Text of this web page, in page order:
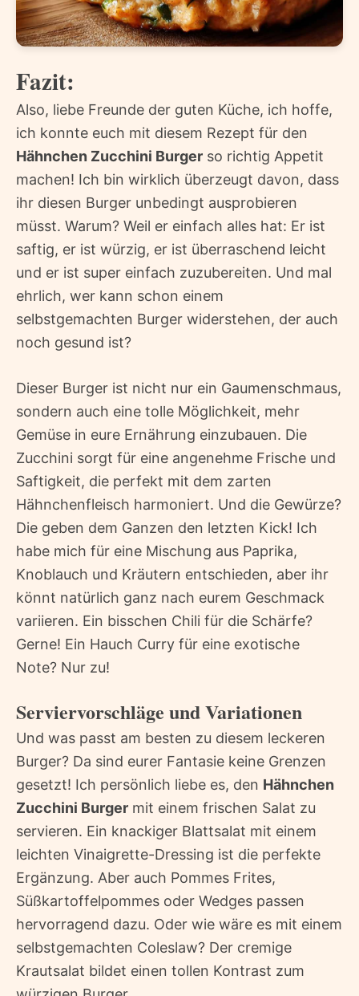
Fazit:
Also, liebe Freunde der guten Küche, ich hoffe,
ich konnte euch mit diesem Rezept für den
Hähnchen Zucchini Burger so richtig Appetit
machen! Ich bin wirklich überzeugt davon, dass
ihr diesen Burger unbedingt ausprobieren
müsst. Warum? Weil er einfach alles hat: Er ist
saftig, er ist würzig, er ist überraschend leicht
und er ist super einfach zuzubereiten. Und mal
ehrlich, wer kann schon einem
selbstgemachten Burger widerstehen, der auch
noch gesund ist?
Dieser Burger ist nicht nur ein Gaumenschmaus,
sondern auch eine tolle Möglichkeit, mehr
Gemüse in eure Ernährung einzubauen. Die
Zucchini sorgt für eine angenehme Frische und
Saftigkeit, die perfekt mit dem zarten
Hähnchenfleisch harmoniert. Und die Gewürze?
Die geben dem Ganzen den letzten Kick! Ich
habe mich für eine Mischung aus Paprika,
Knoblauch und Kräutern entschieden, aber ihr
könnt natürlich ganz nach eurem Geschmack
variieren. Ein bisschen Chili für die Schärfe?
Gerne! Ein Hauch Curry für eine exotische
Note? Nur zu!
Serviervorschläge und Variationen
Und was passt am besten zu diesem leckeren
Burger? Da sind eurer Fantasie keine Grenzen
gesetzt! Ich persönlich liebe es, den Hähnchen
Zucchini Burger mit einem frischen Salat zu
servieren. Ein knackiger Blattsalat mit einem
leichten Vinaigrette-Dressing ist die perfekte
Ergänzung. Aber auch Pommes Frites,
Süßkartoffelpommes oder Wedges passen
hervorragend dazu. Oder wie wäre es mit einem
selbstgemachten Coleslaw? Der cremige
Krautsalat bildet einen tollen Kontrast zum